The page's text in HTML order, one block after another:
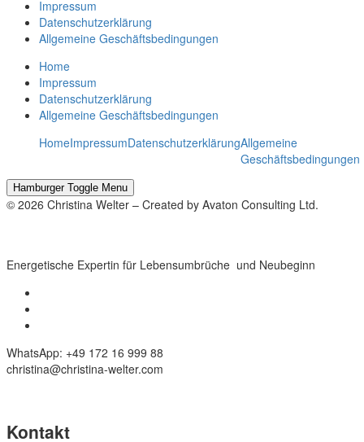
Impressum
Datenschutzerklärung
Allgemeine Geschäftsbedingungen
Home
Impressum
Datenschutzerklärung
Allgemeine Geschäftsbedingungen
HomeImpressumDatenschutzerklärungAllgemeine
Geschäftsbedingungen
Hamburger Toggle Menu
© 2026 Christina Welter – Created by Avaton Consulting Ltd.
Energetische Expertin für Lebensumbrüche und Neubeginn
WhatsApp: +49 172 16 999 88
christina@christina-welter.com
Kontakt